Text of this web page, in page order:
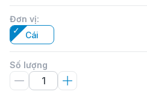
Đơn vị:
Cái
Số lượng